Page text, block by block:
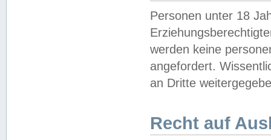
Personen unter 18
werden keine
angefordert.
an Dritte
Recht auf